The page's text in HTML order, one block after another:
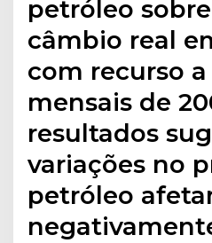
petróleo
câmbio real
com recurso
mensais de
resultados
variações no
petróleo